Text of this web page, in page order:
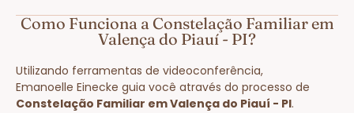
Como Funciona a Constelação Familiar em
Valença do Piauí - PI?
Utilizando ferramentas de videoconferência,
Emanoelle Einecke guia você através do processo de
Constelação Familiar em Valença do Piauí - PI.